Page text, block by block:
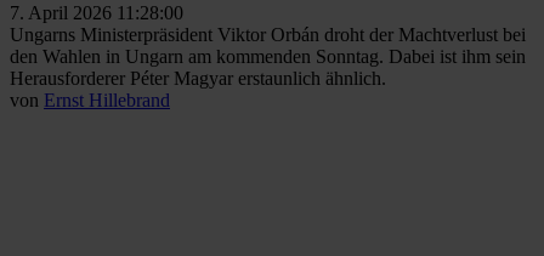
7. April 2026 11:28:00
Ungarns Ministerpräsident Viktor Orbán droht der Machtverlust bei
den Wahlen in Ungarn am kommenden Sonntag. Dabei ist ihm sein
Herausforderer Péter Magyar erstaunlich ähnlich.
von Ernst Hillebrand